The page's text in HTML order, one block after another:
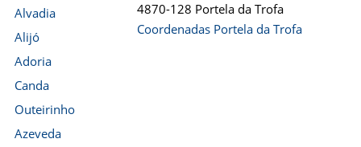
Alvadia
Alijó
Adoria
Canda
Outeirinho
Azeveda
4870-128 Portela da Trofa
Coordenadas Portela da Trofa